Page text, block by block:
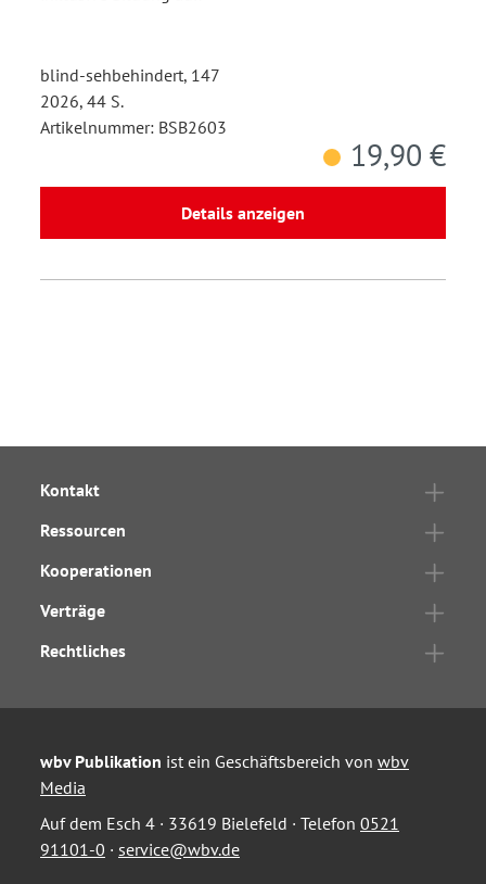
blind-sehbehindert, 147
2026, 44 S.
Artikelnummer: BSB2603
19,90 €
Details anzeigen
Kontakt
Ressourcen
Kooperationen
Verträge
Rechtliches
wbv Publikation ist ein Geschäftsbereich von wbv
Media
Auf dem Esch 4 · 33619 Bielefeld · Telefon 0521
91101-0 · service@wbv.de